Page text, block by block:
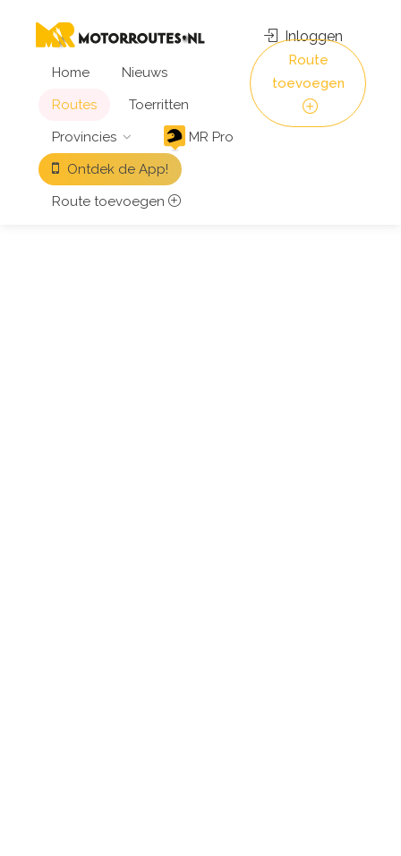
Home
Nieuws
Routes
Toerritten
Provincies
MR Pro
Ontdek de App!
Route toevoegen
Inloggen
Route
toevoegen